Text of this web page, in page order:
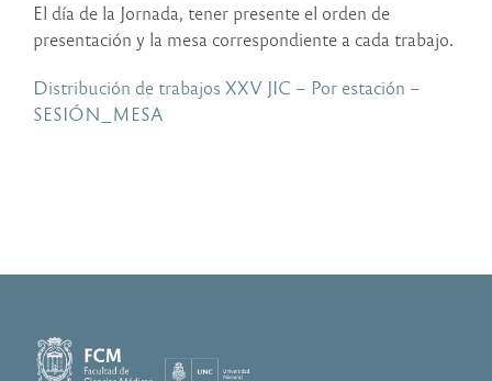
El día de la Jornada, tener presente el orden de
presentación y la mesa correspondiente a cada trabajo.
Distribución de trabajos XXV JIC – Por estación –
SESIÓN_MESA